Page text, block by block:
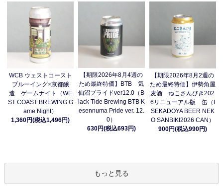
WCB ウェストコースト
ブルーイング×京都醸
造 ゲームナイト（WE
ST COAST BREWING G
ame Night）
1,360円(税込1,496円)
【期限2026年8月4週の
ため最終特価】BTB 気
仙沼プライドver12.0（B
lack Tide Brewing BTB K
esennuma Pride ver. 12.
0）
630円(税込693円)
【期限2026年8月2週の
ため最終特価】伊勢角屋
麦酒 ねこさんびき202
6リニューアル版 缶（I
SEKADOYA BEER NEK
O SANBIKI2026 CAN）
900円(税込990円)
もっと見る